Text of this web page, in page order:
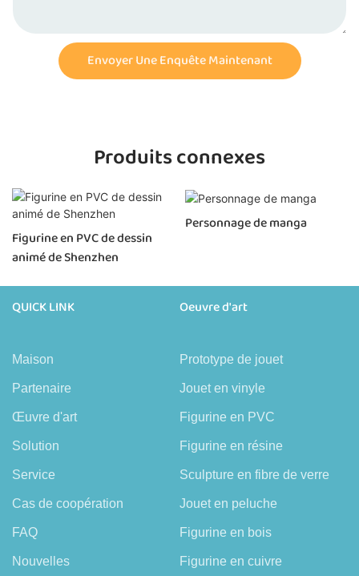
Envoyer Une Enquête Maintenant
Produits connexes
Figurine en PVC de dessin
animé de Shenzhen
Personnage de manga
QUICK LINK
Maison
Partenaire
Œuvre d'art
Solution
Service
Cas de coopération
FAQ
Nouvelles
Oeuvre d'art
Prototype de jouet
Jouet en vinyle
Figurine en PVC
Figurine en résine
Sculpture en fibre de verre
Jouet en peluche
Figurine en bois
Figurine en cuivre